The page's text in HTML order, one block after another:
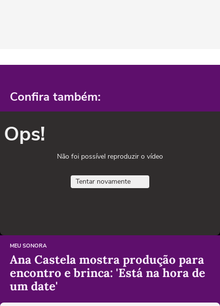
Confira também:
Ops!
Não foi possível reproduzir o vídeo
Tentar novamente
MEU SONORA
Ana Castela mostra produção para
encontro e brinca: 'Está na hora de
um date'